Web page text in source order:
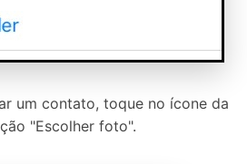
um contato, toque no ícone da
"Escolher foto".